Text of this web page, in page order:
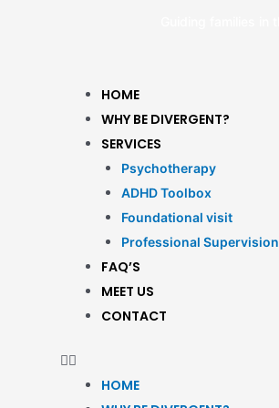
HOME
WHY BE DIVERGENT?
SERVICES
Psychotherapy
ADHD Toolbox
Foundational visit
Professional Supervision
FAQ’S
MEET US
CONTACT
HOME